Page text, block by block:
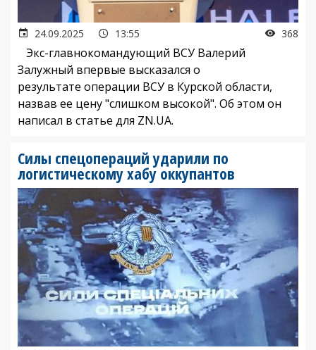
24.09.2025 13:55 368
Экс-главнокомандующий ВСУ Валерий
Залужный впервые высказался о
результате операции ВСУ в Курской области,
назвав ее цену "слишком высокой". Об этом он
написал в статье для ZN.UA.
Силы спецопераций ударили по
логистическому хабу оккупантов